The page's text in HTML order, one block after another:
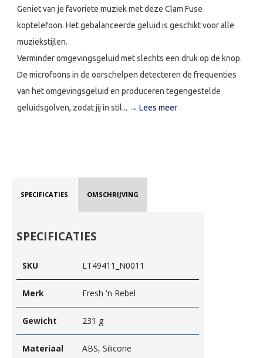
Geniet van je favoriete muziek met deze Clam Fuse
koptelefoon. Het gebalanceerde geluid is geschikt voor alle
muziekstijlen.
Verminder omgevingsgeluid met slechts een druk op de knop.
De microfoons in de oorschelpen detecteren de frequenties
van het omgevingsgeluid en produceren tegengestelde
geluidsgolven, zodat jij in stil... → Lees meer
SPECIFICATIES OMSCHRIJVING
SPECIFICATIES
SKU LT49411_N0011
Merk Fresh 'n Rebel
Gewicht 231 g
Materiaal ABS, Silicone